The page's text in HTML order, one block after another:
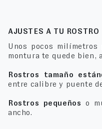
AJUSTES A TU ROSTRO
Unos pocos
montura te quede bien,
Rostros tamaño
entre calibre y puente
Rostros pequeños o
ancho.